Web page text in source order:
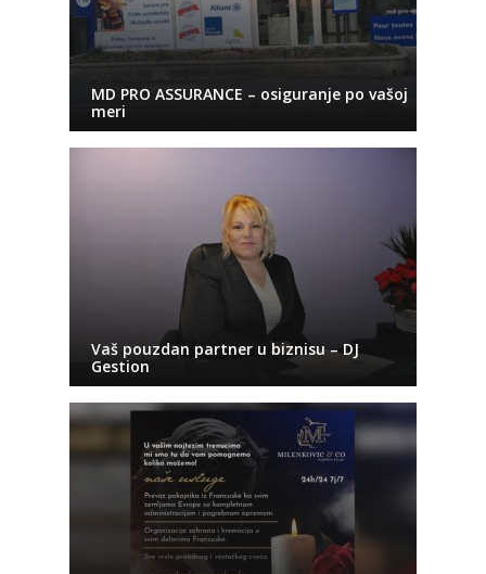
MD PRO ASSURANCE – osiguranje po vašoj
meri
Vaš pouzdan partner u biznisu – DJ
Gestion